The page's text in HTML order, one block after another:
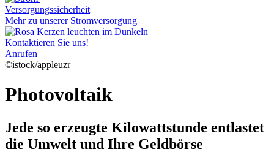
Versorgungssicherheit
Mehr zu unserer Stromversorgung
Kontaktieren Sie uns!
Anrufen
©istock/appleuzr
Photovoltaik
Jede so erzeugte Kilowattstunde entlastet
die Umwelt und Ihre Geldbörse